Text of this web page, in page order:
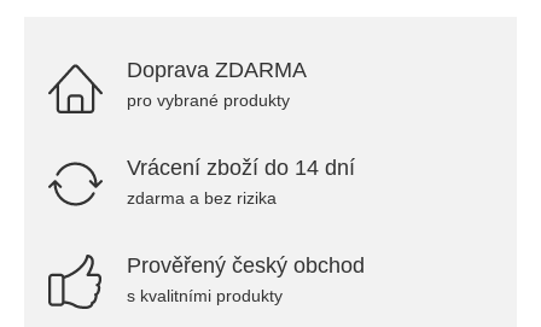
Doprava ZDARMA
pro vybrané produkty
Vrácení zboží do 14 dní
zdarma a bez rizika
Prověřený český obchod
s kvalitními produkty